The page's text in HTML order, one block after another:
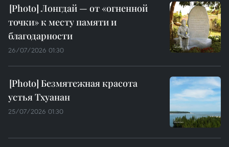
Лонгдай — от «огненной
точки» к месту памяти и
благодарности
26/07/2026 01:30
Безмятежная красота
устья Тхуанан
25/07/2026 01:30